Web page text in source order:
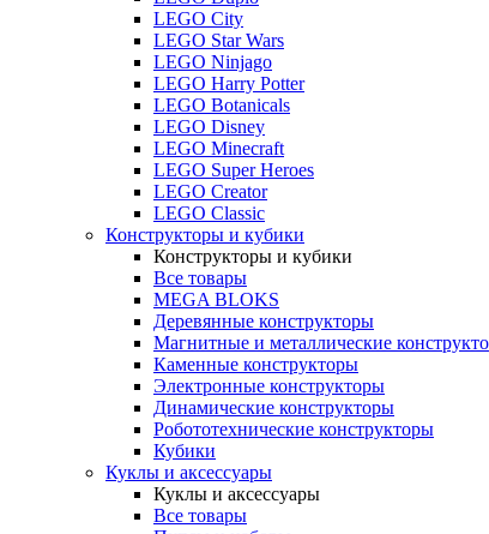
LEGO City
LEGO Star Wars
LEGO Ninjago
LEGO Harry Potter
LEGO Botanicals
LEGO Disney
LEGO Minecraft
LEGO Super Heroes
LEGO Creator
LEGO Classic
Конструкторы и кубики
Конструкторы и кубики
Все товары
MEGA BLOKS
Деревянные конструкторы
Магнитные и металлические
Каменные конструкторы
Электронные конструкторы
Динамические конструкторы
Робототехнические конструкторы
Кубики
Куклы и аксессуары
Куклы и аксессуары
Все товары